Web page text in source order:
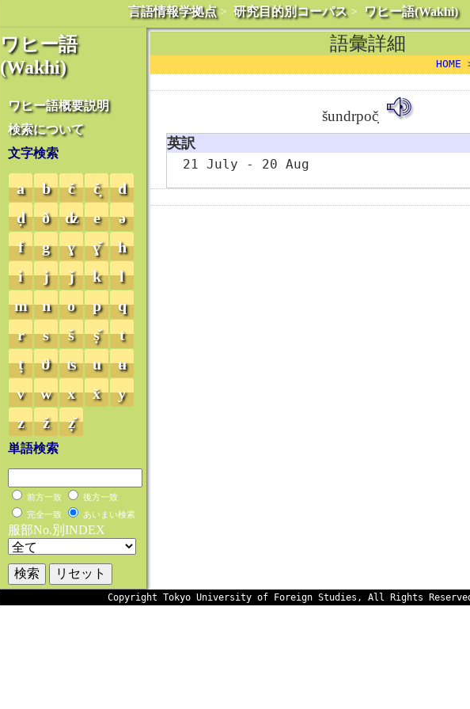
言語情報学拠点> 研究目的別コーパス> ワヒー語(Wakhi)
ワヒー語
(Wakhi)
ワヒー語概要説明
検索について
文字検索
a b č č̣
d
ḍ
ð ʣ e
ə
f
g ɣ ɣ̌
h
i
j ǰ k
l
m
n o p
q
r
s š ṣ̌
t
ṭ
ϑ ʦ u
ʉ
v
w x x̌
y
z
ž ẓ̌
単語検索
前方一致
後方一致
完全一致
あいまい検索
服部No.別INDEX
語彙詳細
HOME
šundrpoč̣
英訳
21 July - 20 Aug
Copyright Tokyo University of Foreign Studies, All Rights